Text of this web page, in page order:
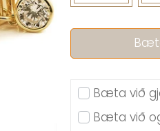
Bæta við
Bæta við